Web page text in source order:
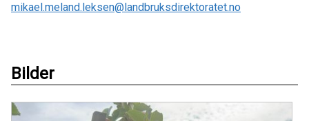
mikael.meland.leksen@landbruksdirektoratet.no
Bilder